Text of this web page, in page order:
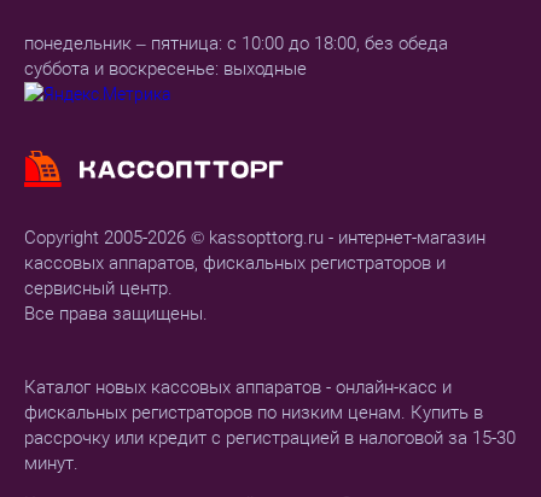
Copyright 2005-2026 © kassopttorg.ru - интернет-магазин
кассовых аппаратов, фискальных регистраторов и
сервисный центр.
Все права защищены.
Каталог новых кассовых аппаратов - онлайн-касс и
фискальных регистраторов по низким ценам. Купить в
рассрочку или кредит с регистрацией в налоговой за 15-30
минут.
понедельник – пятница: с 10:00 до 18:00, без обеда
суббота и воскресенье: выходные